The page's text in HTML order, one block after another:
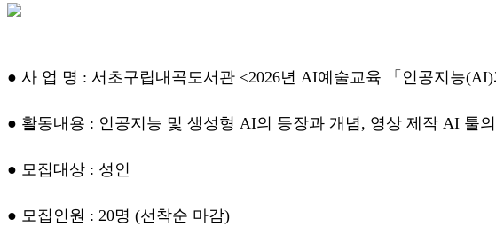
● 사 업 명 : 서초구립내곡도서관 <2026년 AI예술교육 「인공지능
● 활동내용 : 인공지능 및 생성형 AI의 등장과 개념, 영상 제작 AI 툴
● 모집대상 : 성인
● 모집인원 : 20명 (선착순 마감)